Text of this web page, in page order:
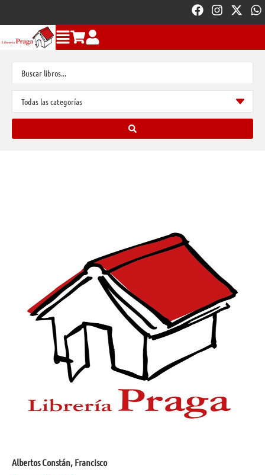
Albertos Constán, Francisco